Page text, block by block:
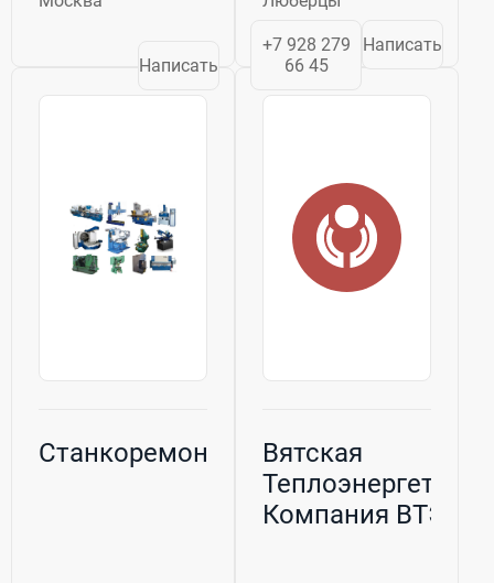
профессионально,
гарантиями
Моторка.Москва
обновить...
Написать
систем
DigiTrak, зондов,
Ремонт
+7 928 279
66 45
Написать
Станкоремонт
Вятская
Компания ВТЭК